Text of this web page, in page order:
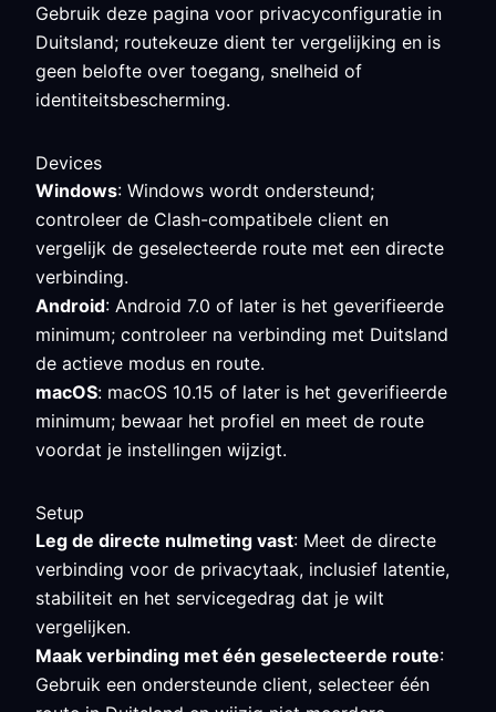
Gebruik deze pagina voor privacyconfiguratie in
Duitsland; routekeuze dient ter vergelijking en is
geen belofte over toegang, snelheid of
identiteitsbescherming.
Devices
Windows: Windows wordt ondersteund;
controleer de Clash-compatibele client en
vergelijk de geselecteerde route met een directe
verbinding.
Android: Android 7.0 of later is het geverifieerde
minimum; controleer na verbinding met Duitsland
de actieve modus en route.
macOS: macOS 10.15 of later is het geverifieerde
minimum; bewaar het profiel en meet de route
voordat je instellingen wijzigt.
Setup
Leg de directe nulmeting vast: Meet de directe
verbinding voor de privacytaak, inclusief latentie,
stabiliteit en het servicegedrag dat je wilt
vergelijken.
Maak verbinding met één geselecteerde route:
Gebruik een ondersteunde client, selecteer één